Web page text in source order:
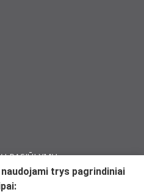
PASIŪLYMŲ:
trys pagrindiniai